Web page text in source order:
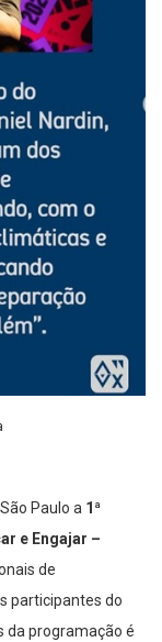
Paulo a 1ª
e Engajar –
de
participantes do
da programação é